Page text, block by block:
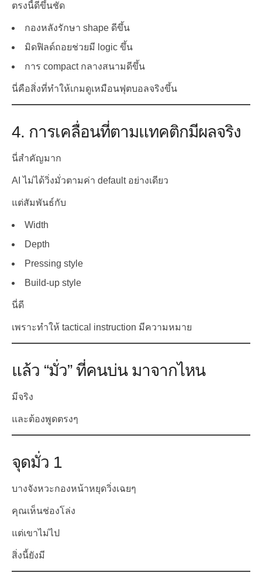
ตรงนี้ดีขึ้นชัด
กองหลังรักษา shape ดีขึ้น
มิดฟิลด์ถอยช่วยมี logic ขึ้น
การ compact กลางสนามดีขึ้น
นี่คือสิ่งที่ทำให้เกมดูเหมือนฟุตบอลจริงขึ้น
4. การเคลื่อนที่ตามแทคติกมีผลจริง
นี่สำคัญมาก
AI ไม่ได้วิ่งมั่วตามค่า default อย่างเดียว
แต่สัมพันธ์กับ
Width
Depth
Pressing style
Build-up style
นี่ดี
เพราะทำให้ tactical instruction มีความหมาย
แล้ว “มั่ว” ที่คนบ่น มาจากไหน
มีจริง
และต้องพูดตรงๆ
จุดมั่ว 1
บางจังหวะกองหน้าหยุดวิ่งเฉยๆ
คุณเห็นช่องโล่ง
แต่เขาไม่ไป
สิ่งนี้ยังมี